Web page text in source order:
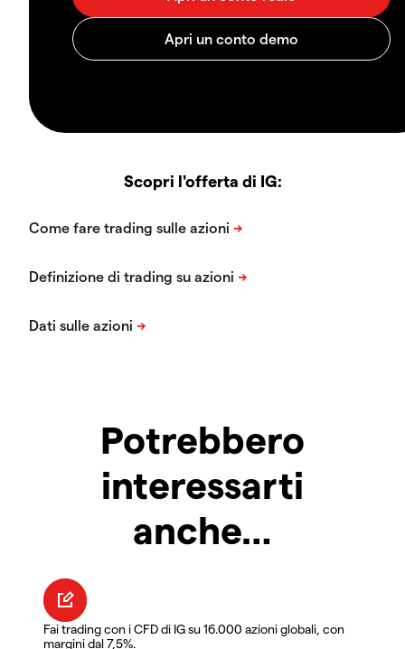
Scopri l'offerta di IG:
Potrebbero
interessarti
anche…
Fai trading con i CFD di IG su 16.000 azioni globali, con
margini dal 7,5%.